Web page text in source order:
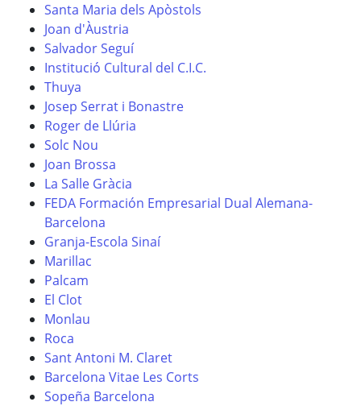
Santa Maria dels Apòstols
Joan d'Àustria
Salvador Seguí
Institució Cultural del C.I.C.
Thuya
Josep Serrat i Bonastre
Roger de Llúria
Solc Nou
Joan Brossa
La Salle Gràcia
FEDA Formación Empresarial Dual Alemana-
Barcelona
Granja-Escola Sinaí
Marillac
Palcam
El Clot
Monlau
Roca
Sant Antoni M. Claret
Barcelona Vitae Les Corts
Sopeña Barcelona